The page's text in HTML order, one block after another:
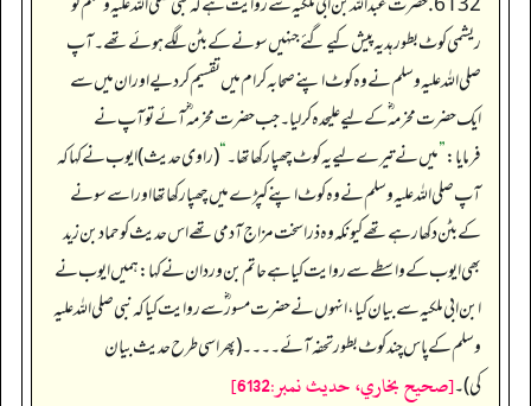
ریشمی کوٹ بطور ہدیہ پیش کیے گئے جنہیں سونے کے بٹن لگے ہوئے تھے۔ آپ
صلی اللہ علیہ وسلم نے وہ کوٹ اپنے صحابہ کرام میں تقسیم کر دیے اور ان میں سے
ایک حضرت مخرمہ ؓ کے لیے علیحدہ کر لیا۔ جب حضرت مخرمہ ؓ آئے تو آپ نے
فرمایا:”میں نے تیرے لیے یہ کوٹ چھپا رکھا تھا۔“(راوی حدیث) ایوب نے کہا کہ
آپ صلی اللہ علیہ وسلم نے وہ کوٹ اپنے کپڑے میں چھپا رکھا تھا اور اسے سونے
کے بٹن دکھا رہے تھے کیونکہ وہ ذرا سخت مزاج آدمی تھے اس حدیث کو حماد بن زید
بھی ایوب کے واسطے سے روایت کیا ہے حاتم بن وردان نے کہا: ہمیں ایوب نے
ابن ابی ملکیہ سے بیان کیا، انہوں نے حضرت مسور ؓ سے روایت کیا کہ نبی صلی اللہ علیہ
وسلم کے پاس چند کوٹ بطور تحفہ آئے۔۔۔۔ (پھر اسی طرح حدیث بیان
کی)۔[صحيح بخاري، حديث نمبر:6132]